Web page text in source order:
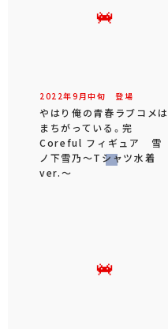
2022年9 月中旬 登場
やはり俺の青春ラブコメは
まちがっている。完
Coreful フィギュア 雪
ノ下雪乃～Tシャツ水着
ver.～